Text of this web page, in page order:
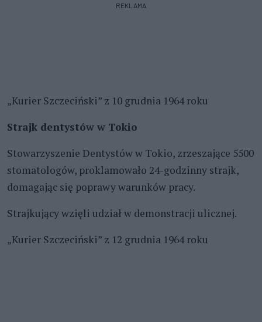
REKLAMA
„Kurier Szczeciński” z 10 grudnia 1964 roku
Strajk dentystów w Tokio
Stowarzyszenie Dentystów w Tokio, zrzeszające 5500
stomatologów, proklamowało 24-godzinny strajk,
domagając się poprawy warunków pracy.
Strajkujący wzięli udział w demonstracji ulicznej.
„Kurier Szczeciński” z 12 grudnia 1964 roku